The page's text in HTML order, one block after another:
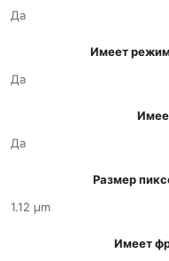
Да
Имеет
Да
Да
Размер
1.12 µm
Имеет